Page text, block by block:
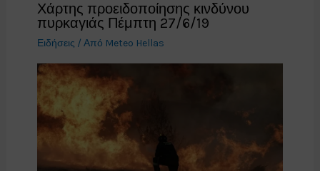
Χάρτης προειδοποίησης κινδύνου
πυρκαγιάς Πέμπτη 27/6/19
Ειδήσεις / Από Meteo Hellas